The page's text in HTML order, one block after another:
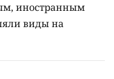
иностранным
виды на